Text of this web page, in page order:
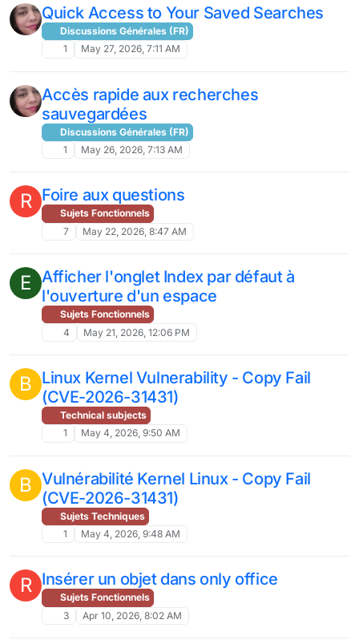
Quick Access to Your Saved Searches
Discussions Générales (FR)
1
May 27, 2026, 7:11 AM
Accès rapide aux recherches
sauvegardées
Discussions Générales (FR)
1
May 26, 2026, 7:13 AM
R Foire aux questions
Sujets Fonctionnels
7
May 22, 2026, 8:47 AM
E Afficher l'onglet Index par défaut à
l'ouverture d'un espace
Sujets Fonctionnels
4
May 21, 2026, 12:06 PM
B Linux Kernel Vulnerability - Copy Fail
(CVE-2026-31431)
Technical subjects
1
May 4, 2026, 9:50 AM
B Vulnérabilité Kernel Linux - Copy Fail
(CVE-2026-31431)
Sujets Techniques
1
May 4, 2026, 9:48 AM
R Insérer un objet dans only office
Sujets Fonctionnels
3
Apr 10, 2026, 8:02 AM